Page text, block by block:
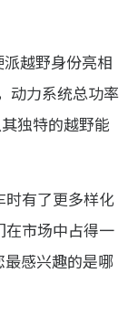
越野身份亮相
动力系统总功率
独特的越野能
时有了更多样化
在市场中占得一
感兴趣的是哪